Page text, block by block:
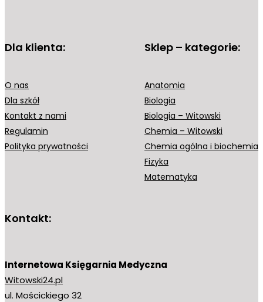
Dla klienta:
O nas
Dla szkół
Kontakt z nami
Regulamin
Polityka prywatności
Sklep – kategorie:
Anatomia
Biologia
Biologia – Witowski
Chemia – Witowski
Chemia ogólna i biochemia
Fizyka
Matematyka
Kontakt:
Internetowa Księgarnia Medyczna
Witowski24.pl
ul. Mościckiego 32